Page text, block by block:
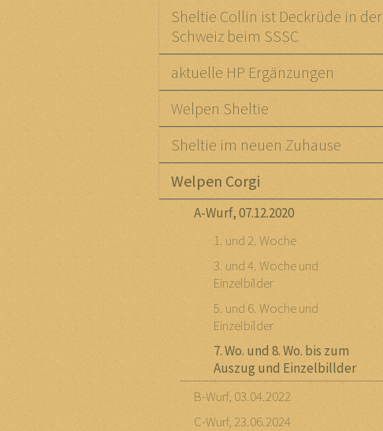
Sheltie Collin ist Deckrüde in der
Schweiz beim SSSC
aktuelle HP Ergänzungen
Welpen Sheltie
Sheltie im neuen Zuhause
Welpen Corgi
A-Wurf, 07.12.2020
1. und 2. Woche
3. und 4. Woche und
Einzelbilder
5. und 6. Woche und
Einzelbilder
7. Wo. und 8. Wo. bis zum
Auszug und Einzelbillder
B-Wurf, 03.04.2022
C-Wurf, 23.06.2024